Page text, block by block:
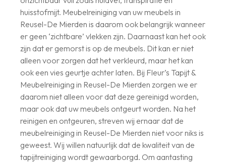
huisstofmijt. Meubelreiniging van uw meubels in
Reusel-De Mierden is daarom ook belangrijk wanneer
er geen ‘zichtbare’ vlekken zijn. Daarnaast kan het ook
zijn dat er gemorst is op de meubels. Dit kan er niet
alleen voor zorgen dat het verkleurd, maar het kan
ook een vies geurtje achter laten. Bij Fleur’s Tapijt &
Meubelreiniging in Reusel-De Mierden zorgen we er
daarom niet alleen voor dat deze gereinigd worden,
maar ook dat uw meubels ontgeurt worden. Na het
reinigen en ontgeuren, streven wij ernaar dat de
meubelreiniging in Reusel-De Mierden niet voor niks is
geweest. Wij willen natuurlijk dat de kwaliteit van de
tapijtreiniging wordt gewaarborgd. Om aantasting